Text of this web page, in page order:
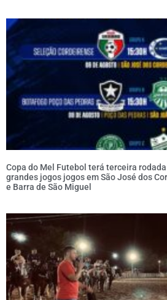
Copa do Mel Futebol terá terceira
grandes jogos jogos em São José dos
e Barra de São Miguel